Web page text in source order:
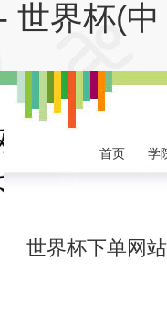
世界杯(中
首页 学
世界杯下单网